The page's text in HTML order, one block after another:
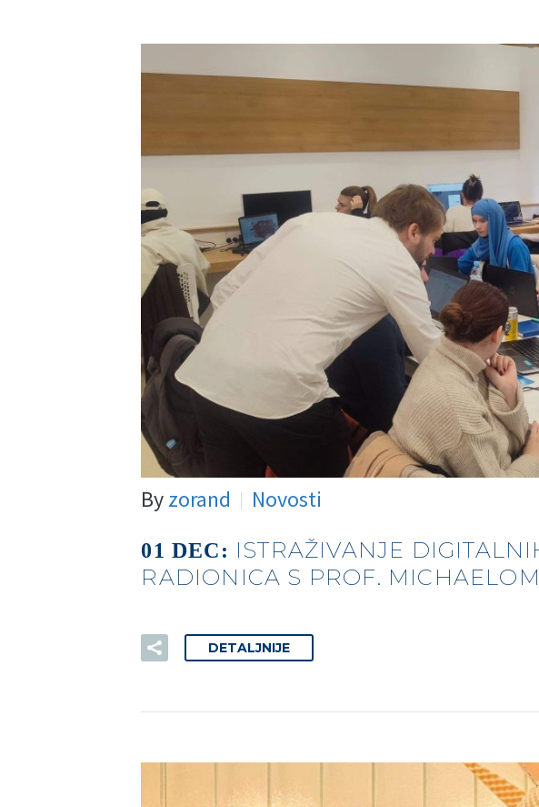
Byzorand Novosti
01 DEC: ISTRAŽIVANJE
RADIONICA S PROF.
DETALJNIJE